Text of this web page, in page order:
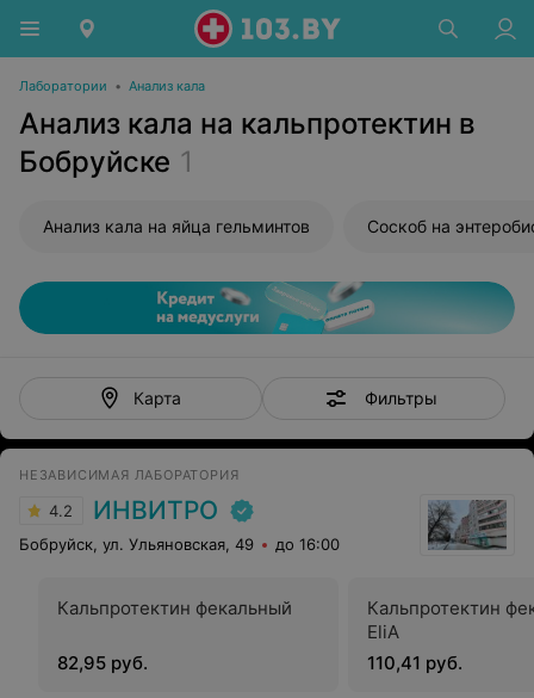
Лаборатории • Анализ кала
Анализ кала на кальпротектин в
Бобруйске 1
Анализ кала на яйца гельминтов Соскоб на
Карта Фильтры
НЕЗАВИСИМАЯ ЛАБОРАТОРИЯ
4.2 ИНВИТРО
Бобруйск, ул. Ульяновская, 49 до 16:00
Кальпротектин фекальный
82,95 руб.
Кальпротектин
EliA
110,41 руб.